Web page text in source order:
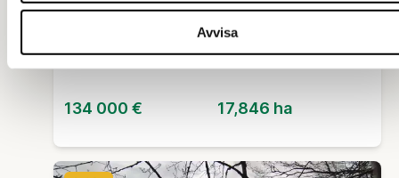
Avvisa
560-425-28-1
134 000 € 17,846 ha